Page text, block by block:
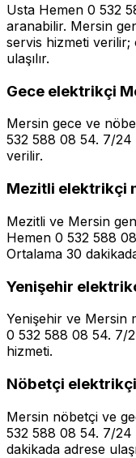
Usta Hemen 0 532
aranabilir. Mersin
servis hizmeti verilir;
ulaşılır.
Gece elektrikçi
Mersin gece ve
532 588 08 54. 7/
verilir.
Mezitli elektrikçi
Mezitli ve Mersin
Hemen 0 532 588
Ortalama 30
Yenişehir
Yenişehir ve Mersin
0 532 588 08 54. 7/
hizmeti.
Nöbetçi elektrikçi
Mersin nöbetçi ve
532 588 08 54. 7/24
dakikada adrese